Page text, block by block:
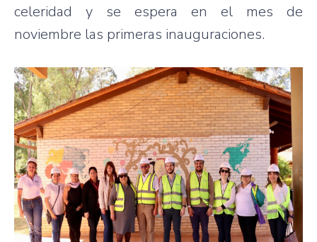
celeridad y se espera en el mes de
noviembre las primeras inauguraciones.